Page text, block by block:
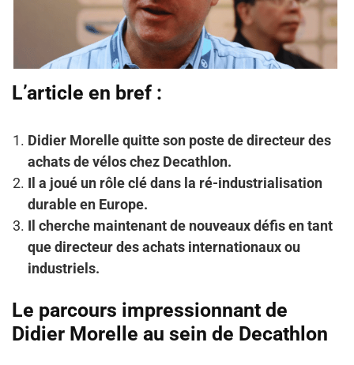
L’article en bref :
Didier Morelle quitte son poste de directeur des
achats de vélos chez Decathlon.
Il a joué un rôle clé dans la ré-industrialisation
durable en Europe.
Il cherche maintenant de nouveaux défis en tant
que directeur des achats internationaux ou
industriels.
Le parcours impressionnant de
Didier Morelle au sein de Decathlon